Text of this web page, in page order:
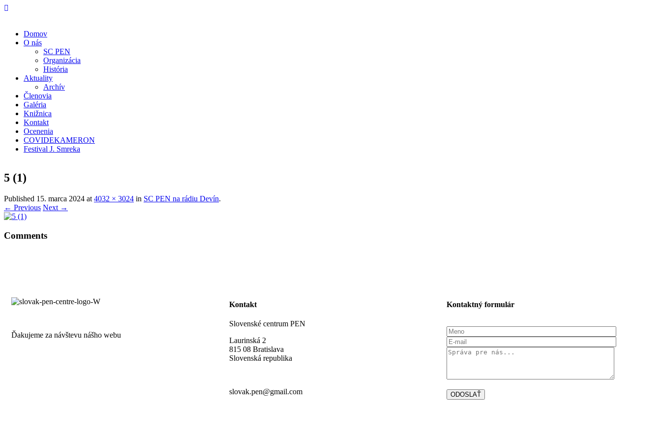
Domov
O nás
SC PEN
Organizácia
História
Aktuality
Archív
Členovia
Galéria
Knižnica
Kontakt
Ocenenia
COVIDEKAMERON
Festival J. Smreka
5 (1)
Published 15. marca 2024 at 4032 × 3024 in SC PEN na rádiu Devín.
← Previous Next →
Comments
Ďakujeme za návštevu nášho webu
Kontakt
Slovenské centrum PEN
Laurinská 2
815 08 Bratislava
Slovenská republika
slovak.pen@gmail.com
Kontaktný formulár